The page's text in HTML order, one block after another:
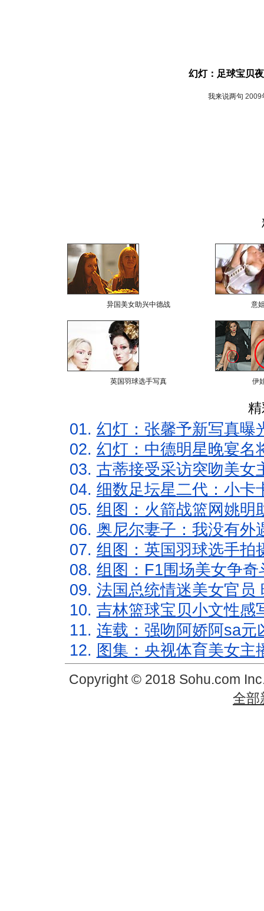
幻灯：足球宝贝
我来说两句 2009
异国美女助兴中德战 意
英国羽球选手写真 伊
01. 幻灯：张馨予新写真曝
02. 幻灯：中德明星晚宴名
03. 古蒂接受采访突吻美女
04. 细数足坛星二代：小卡
05. 组图：火箭战篮网姚明
06. 奥尼尔妻子：我没有外
07. 组图：英国羽球选手拍
08. 组图：F1围场美女争
09. 法国总统情迷美女官员
10. 吉林篮球宝贝小文性感
11. 连载：强吻阿娇阿sa元
12. 图集：央视体育美女主
Copyright © 2018 Sohu.com
全部